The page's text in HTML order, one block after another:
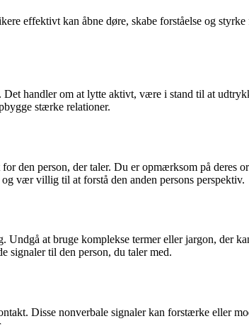
effektivt kan åbne døre, skabe forståelse og
handler om at lytte aktivt, være i stand til at
stærke relationer.
den person, der taler. Du er opmærksom på deres
vær villig til at forstå den anden persons perspektiv.
at bruge komplekse termer eller jargon, der
signaler til den person, du taler med.
Disse nonverbale signaler kan forstærke eller